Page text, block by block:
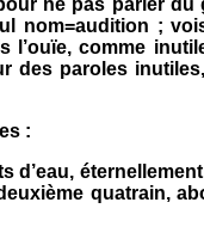
nom=audition ;
comme
des paroles
:
d’eau,
quatrain,